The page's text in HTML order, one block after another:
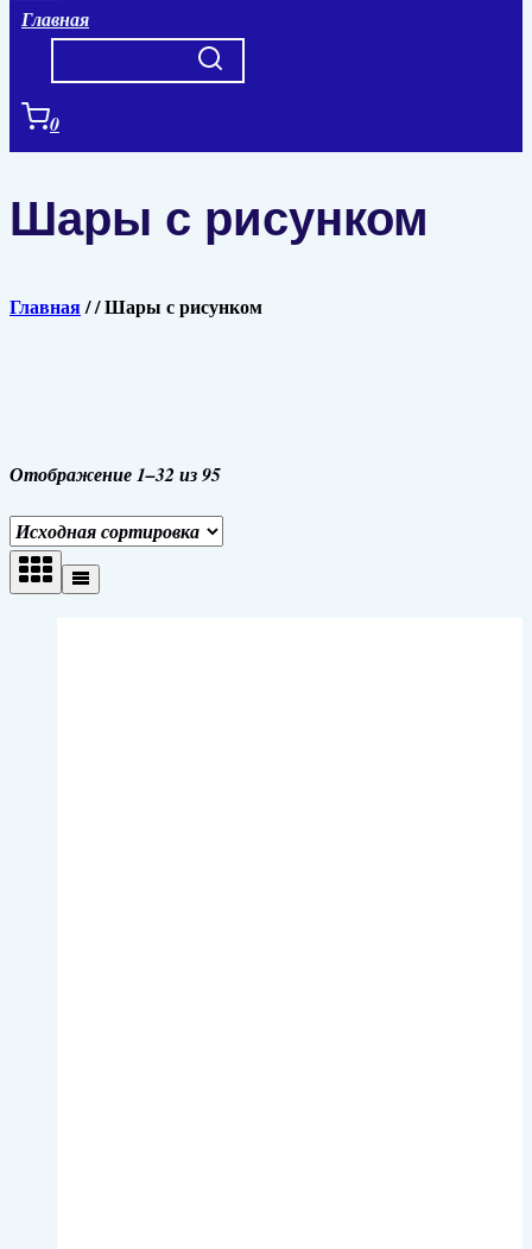
Главная
0
Шары с рисунком
Главная//Шары с рисунком
Отображение 1–32 из 95